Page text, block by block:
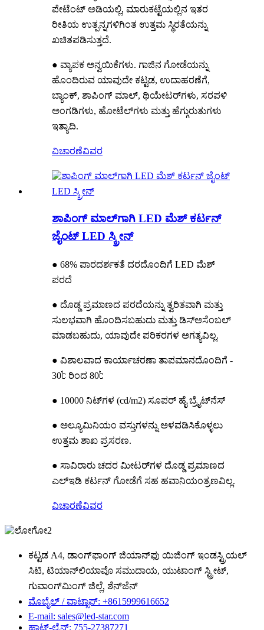
ಪೇಟೆಂಟ್ ಅಡಿಯಲ್ಲಿ, ಮಾರುಕಟ್ಟೆಯಲ್ಲಿನ ಇತರ
ರೀತಿಯ ಉತ್ಪನ್ನಗಳಿಗಿಂತ ಉತ್ತಮ ಸ್ಥಿರತೆಯನ್ನು
ಖಚಿತಪಡಿಸುತ್ತದೆ.
● ವ್ಯಾಪಕ ಅನ್ವಯಿಕೆಗಳು. ಗಾಜಿನ ಗೋಡೆಯನ್ನು
ಹೊಂದಿರುವ ಯಾವುದೇ ಕಟ್ಟಡ, ಉದಾಹರಣೆಗೆ,
ಬ್ಯಾಂಕ್, ಶಾಪಿಂಗ್ ಮಾಲ್, ಥಿಯೇಟರ್‌ಗಳು, ಸರಪಳಿ
ಅಂಗಡಿಗಳು, ಹೋಟೆಲ್‌ಗಳು ಮತ್ತು ಹೆಗ್ಗುರುತುಗಳು
ಇತ್ಯಾದಿ.
ವಿಚಾರಣೆವಿವರ
ಶಾಪಿಂಗ್ ಮಾಲ್‌ಗಾಗಿ LED ಮೆಶ್ ಕರ್ಟನ್
ಜೈಂಟ್ LED ಸ್ಕ್ರೀನ್
● 68% ಪಾರದರ್ಶಕತೆ ದರದೊಂದಿಗೆ LED ಮೆಶ್
ಪರದೆ
● ದೊಡ್ಡ ಪ್ರಮಾಣದ ಪರದೆಯನ್ನು ತ್ವರಿತವಾಗಿ ಮತ್ತು
ಸುಲಭವಾಗಿ ಹೊಂದಿಸಬಹುದು ಮತ್ತು ಡಿಸ್ಅಸೆಂಬಲ್
ಮಾಡಬಹುದು, ಯಾವುದೇ ಪರಿಕರಗಳ ಅಗತ್ಯವಿಲ್ಲ.
● ವಿಶಾಲವಾದ ಕಾರ್ಯಾಚರಣಾ ತಾಪಮಾನದೊಂದಿಗೆ -
30℃ ರಿಂದ 80℃
● 10000 ನಿಟ್‌ಗಳ (cd/m2) ಸೂಪರ್ ಹೈ ಬ್ರೈಟ್‌ನೆಸ್
● ಅಲ್ಯೂಮಿನಿಯಂ ವಸ್ತುಗಳನ್ನು ಅಳವಡಿಸಿಕೊಳ್ಳಲು
ಉತ್ತಮ ಶಾಖ ಪ್ರಸರಣ.
● ಸಾವಿರಾರು ಚದರ ಮೀಟರ್‌ಗಳ ದೊಡ್ಡ ಪ್ರಮಾಣದ
ಎಲ್ಇಡಿ ಕರ್ಟನ್ ಗೋಡೆಗೆ ಸಹ ಹವಾನಿಯಂತ್ರಣವಿಲ್ಲ.
ವಿಚಾರಣೆವಿವರ
ಕಟ್ಟಡ A4, ಡಾಂಗ್‌ಫಾಂಗ್ ಜಿಯಾನ್‌ಫು ಯಿಜಿಂಗ್ ಇಂಡಸ್ಟ್ರಿಯಲ್
ಸಿಟಿ, ಟಿಯಾನ್‌ಲಿಯಾವೊ ಸಮುದಾಯ, ಯುಟಾಂಗ್ ಸ್ಟ್ರೀಟ್,
ಗುವಾಂಗ್‌ಮಿಂಗ್ ಜಿಲ್ಲೆ, ಶೆನ್‌ಜೆನ್
ಮೊಬೈಲ್ / ವಾಟ್ಸಾಪ್: +8615999616652
E-mail: sales@led-star.com
ಹಾಟ್-ಲೈನ್: 755-27387271